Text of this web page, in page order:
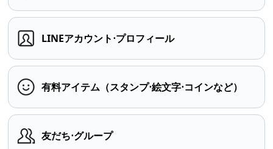
LINEアカウント⋅プロフィール
有料アイテム（スタンプ⋅絵文字⋅コインなど）
友だち⋅グループ